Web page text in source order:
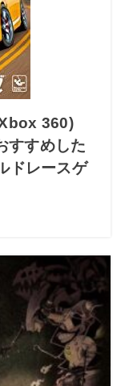
360)
すすめした
ドレースゲ